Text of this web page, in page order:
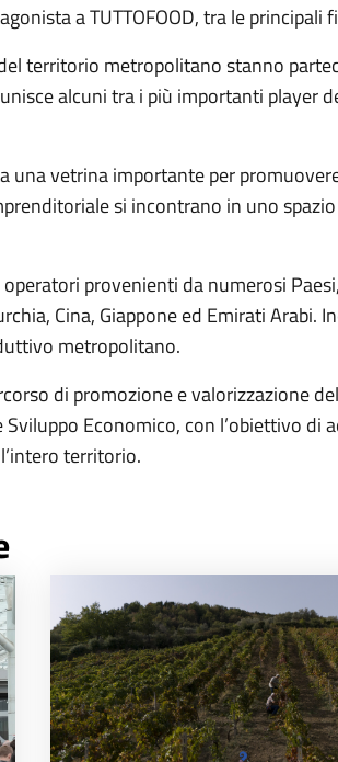
a TUTTOFOOD, tra le
territorio metropolitano stanno
alcuni tra i più importanti player
una vetrina importante per
si incontrano in uno
provenienti da numerosi
Cina, Giappone ed Emirati
metropolitano.
di promozione e valorizzazione
Economico, con l’obiettivo di
territorio.